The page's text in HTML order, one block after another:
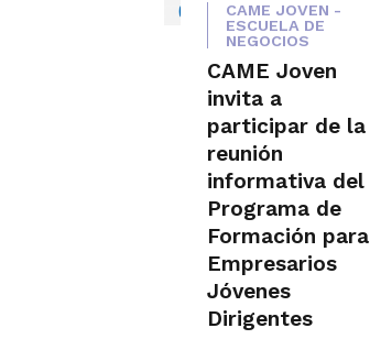
CAME JOVEN -
ESCUELA DE
NEGOCIOS
CAME Joven
invita a
participar de la
reunión
informativa del
Programa de
Formación para
Empresarios
Jóvenes
Dirigentes